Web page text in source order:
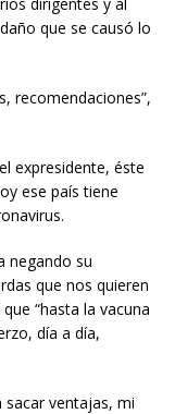
que se causó lo
recomendaciones”,
expresidente, éste
ese país tiene
negando su
que nos quieren
“hasta la vacuna
día a día,
ventajas, mi